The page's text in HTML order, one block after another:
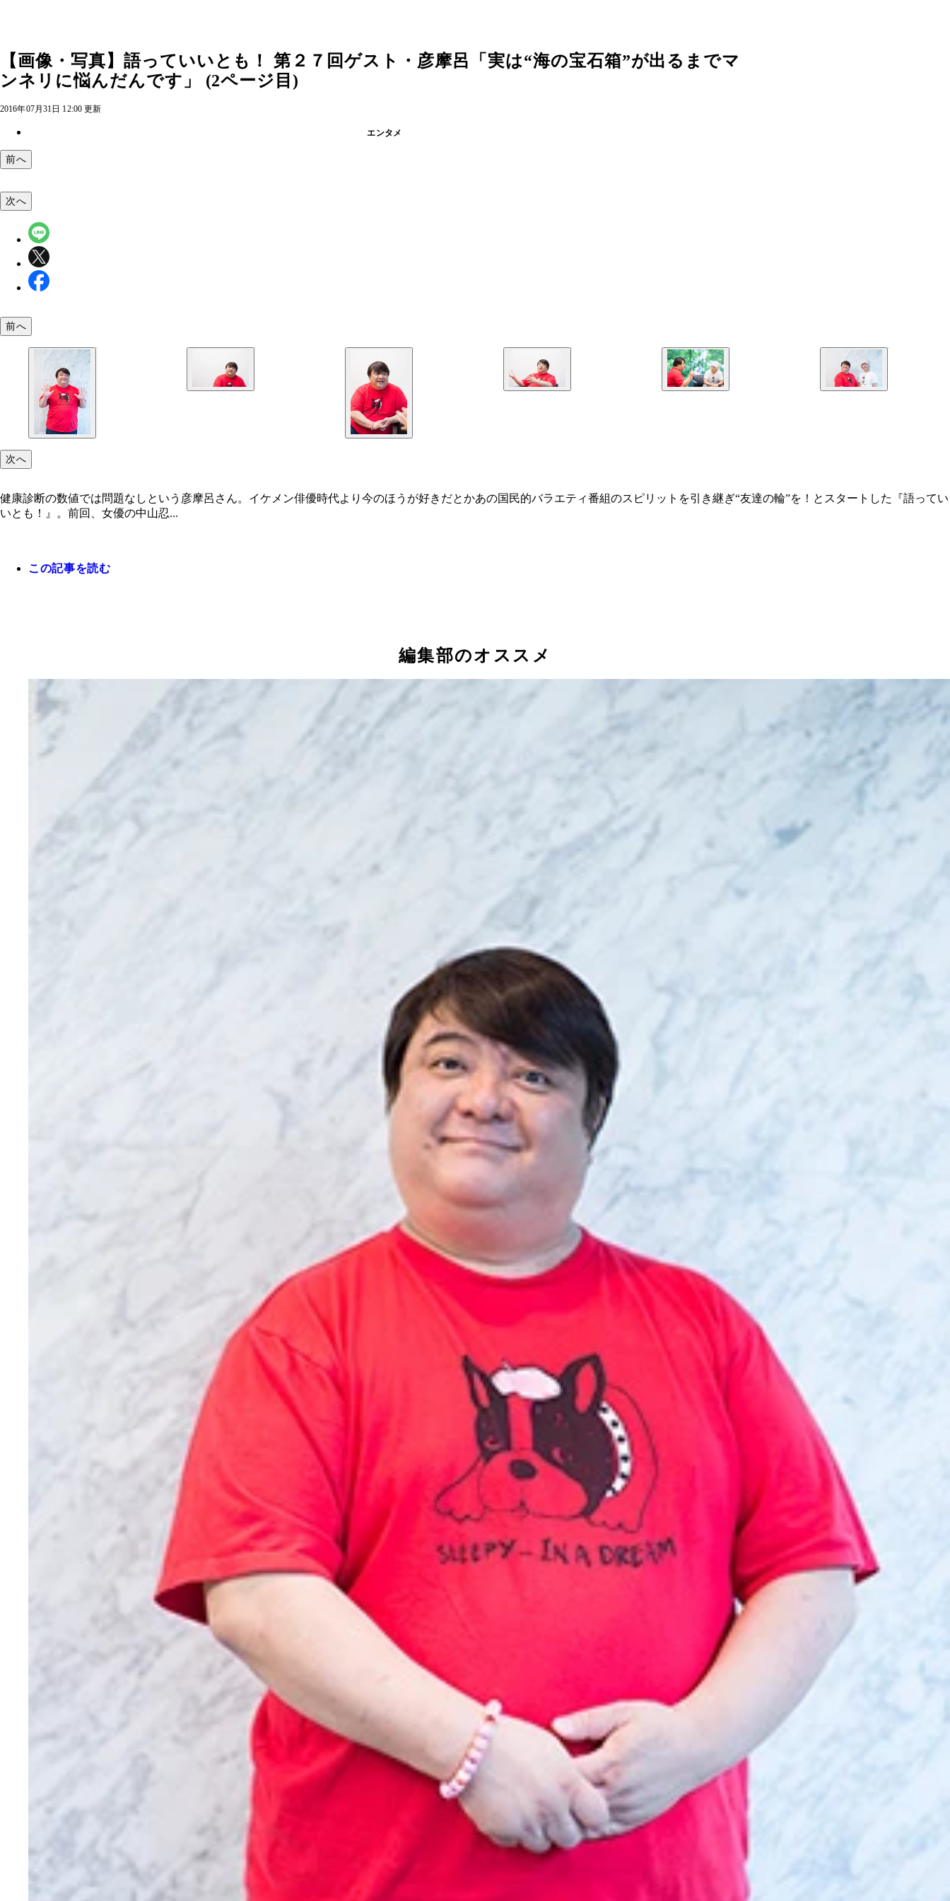
【画像・写真】語っていいとも！ 第２７回ゲスト・彦摩呂「実は“海の宝石箱”が出るまでマ
ンネリに悩んだんです」 (2ページ目)
2016年07月31日 12:00 更新
エンタメ
前へ
健康診断の数値では問題なしという彦摩呂さん。イケメン俳優時代より今のほうが好きだとか
次へ
前へ
次へ
健康診断の数値では問題なしという彦摩呂さん。イケメン俳優時代より今のほうが好きだとかあの国民的バラエティ番組のスピリットを引き継ぎ“友達の輪”を！とスタートした『語ってい
いとも！』。前回、女優の中山忍...
この記事を読む
編集部のオススメ